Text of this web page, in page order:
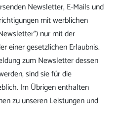
Newsletter, E-Mails und
mit werblichen
nur mit der
einer gesetzlichen Erlaubnis.
zum Newsletter dessen
sind sie für die
Im Übrigen enthalten
zu unseren Leistungen und